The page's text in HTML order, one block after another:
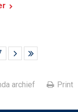
archief Print